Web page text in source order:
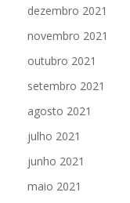
dezembro 2021
novembro 2021
outubro 2021
setembro 2021
agosto 2021
julho 2021
junho 2021
maio 2021